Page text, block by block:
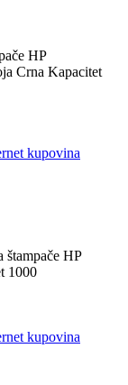
HP
Crna Kapacitet
HP
1000